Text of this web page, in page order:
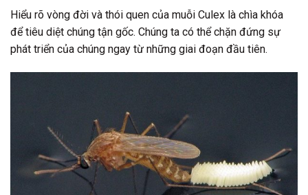
Hiểu rõ vòng đời và thói quen của muỗi Culex là chìa khóa
để tiêu diệt chúng tận gốc. Chúng ta có thể chặn đứng sự
phát triển của chúng ngay từ những giai đoạn đầu tiên.